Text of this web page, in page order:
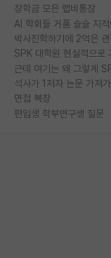
장학금 모은 랩비통장
AI 학회들 거품 슬슬 지
SPK 대학원 현실적으로
근데 여기는 왜 그렇게
석사가 1저자 논문 가져
면접 복장
편입생 학부연구생 질문